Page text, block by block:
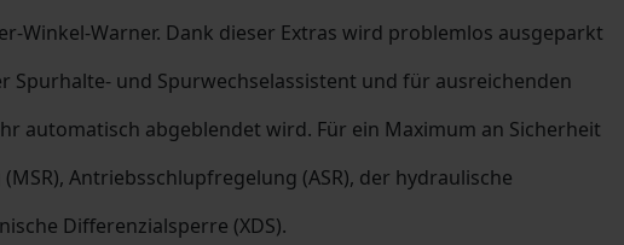
Winkel-Warner. Dank dieser Extras wird problemlos ausgeparkt
Spurhalte- und Spurwechselassistent und für ausreichenden
automatisch abgeblendet wird. Für ein Maximum an Sicherheit
Antriebsschlupfregelung (ASR), der hydraulische
Differenzialsperre (XDS).